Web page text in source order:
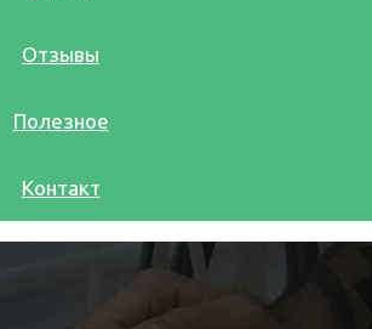
Отзывы
Полезное
Контакт